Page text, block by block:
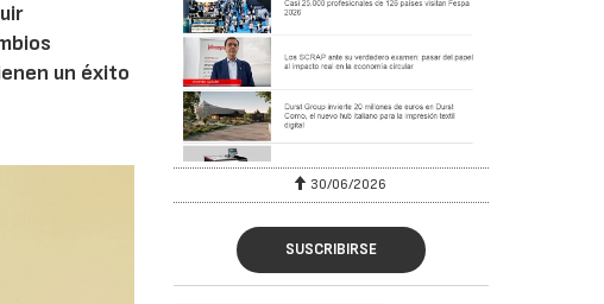
un éxito
30/06/2026
SUSCRIBIRSE